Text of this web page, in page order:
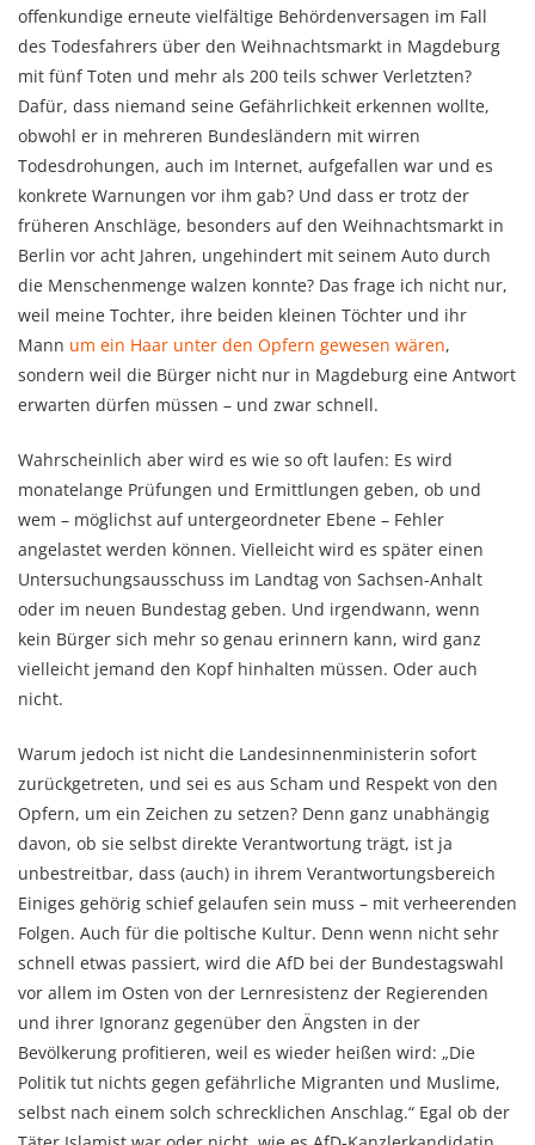
offenkundige erneute vielfältige Behördenversagen im Fall
des Todesfahrers über den Weihnachtsmarkt in Magdeburg
mit fünf Toten und mehr als 200 teils schwer Verletzten?
Dafür, dass niemand seine Gefährlichkeit erkennen wollte,
obwohl er in mehreren Bundesländern mit wirren
Todesdrohungen, auch im Internet, aufgefallen war und es
konkrete Warnungen vor ihm gab? Und dass er trotz der
früheren Anschläge, besonders auf den Weihnachtsmarkt in
Berlin vor acht Jahren, ungehindert mit seinem Auto durch
die Menschenmenge walzen konnte? Das frage ich nicht nur,
weil meine Tochter, ihre beiden kleinen Töchter und ihr
Mann um ein Haar unter den Opfern gewesen wären,
sondern weil die Bürger nicht nur in Magdeburg eine Antwort
erwarten dürfen müssen – und zwar schnell.
Wahrscheinlich aber wird es wie so oft laufen: Es wird
monatelange Prüfungen und Ermittlungen geben, ob und
wem – möglichst auf untergeordneter Ebene – Fehler
angelastet werden können. Vielleicht wird es später einen
Untersuchungsausschuss im Landtag von Sachsen-Anhalt
oder im neuen Bundestag geben. Und irgendwann, wenn
kein Bürger sich mehr so genau erinnern kann, wird ganz
vielleicht jemand den Kopf hinhalten müssen. Oder auch
nicht.
Warum jedoch ist nicht die Landesinnenministerin sofort
zurückgetreten, und sei es aus Scham und Respekt von den
Opfern, um ein Zeichen zu setzen? Denn ganz unabhängig
davon, ob sie selbst direkte Verantwortung trägt, ist ja
unbestreitbar, dass (auch) in ihrem Verantwortungsbereich
Einiges gehörig schief gelaufen sein muss – mit verheerenden
Folgen. Auch für die poltische Kultur. Denn wenn nicht sehr
schnell etwas passiert, wird die AfD bei der Bundestagswahl
vor allem im Osten von der Lernresistenz der Regierenden
und ihrer Ignoranz gegenüber den Ängsten in der
Bevölkerung profitieren, weil es wieder heißen wird: „Die
Politik tut nichts gegen gefährliche Migranten und Muslime,
selbst nach einem solch schrecklichen Anschlag.“ Egal ob der